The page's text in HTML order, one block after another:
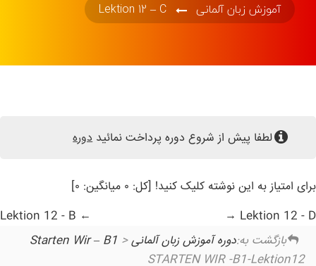
آموزش زبان آلمانی Lektion 12 – C
لطفا پیش از شروع دوره پرداخت نمائیددوره
برای امتیاز به این نوشته کلیک کنید! [کل: ۰ میانگین: ۰]
Lektion 12 - D
بازگشت به:دوره آموزش زبان آلمانی Starten Wir – B1>
STARTEN WIR -B1-Lektion12